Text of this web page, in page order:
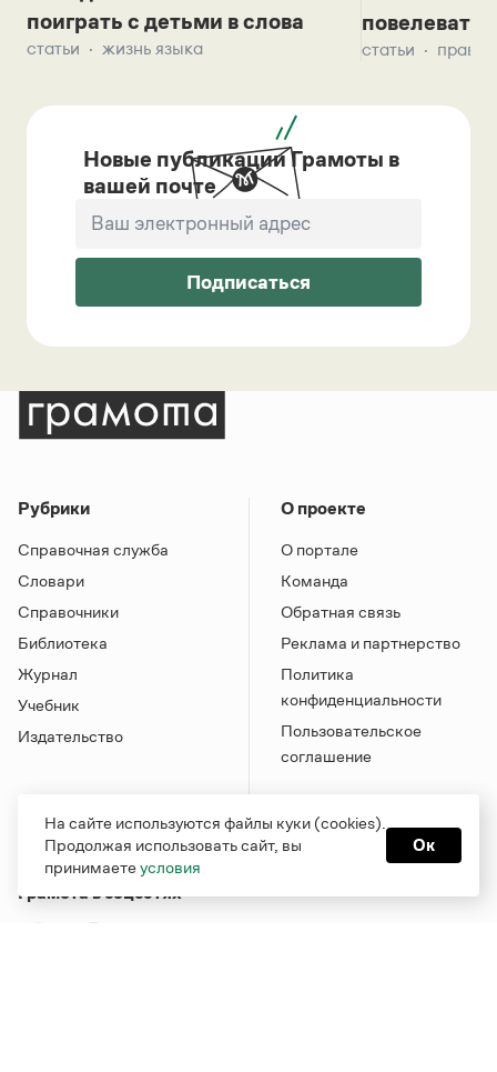
поиграть с детьми в слова
статьи жизнь языка
повелевать
статьи
Новые публикации Грамоты в
вашей почте
Подписаться
Рубрики
Справочная служба
Словари
Справочники
Библиотека
Журнал
Учебник
Издательство
О проекте
О портале
Команда
Обратная связь
Реклама и партнерство
Политика
конфиденциальности
Пользовательское
соглашение
Грамота в соцсетях
На сайте используются файлы куки (cookies).
Продолжая использовать сайт, вы
принимаетеусловия
Ок